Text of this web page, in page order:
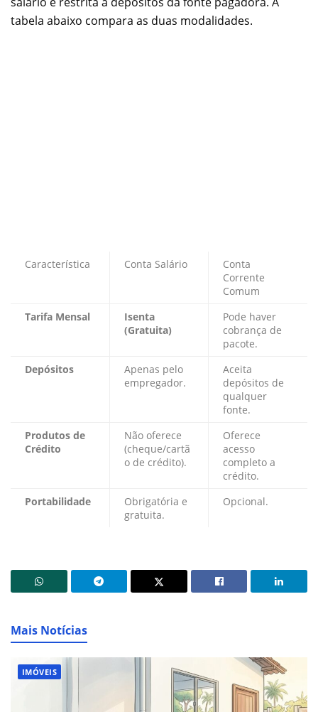
tabela abaixo compara as duas modalidades.
Característica Conta Salário
Conta
Corrente
Comum
Tarifa Mensal
Isenta
(Gratuita)
Pode haver
cobrança de
pacote.
Depósitos
Apenas pelo
empregador.
Aceita
depósitos de
qualquer
fonte.
Produtos de
Crédito
Não oferece
(cheque/cartã
o de crédito).
Oferece
acesso
completo a
crédito.
Portabilidade
Obrigatória e
gratuita.
Opcional.
Mais Notícias
IMÓVEIS